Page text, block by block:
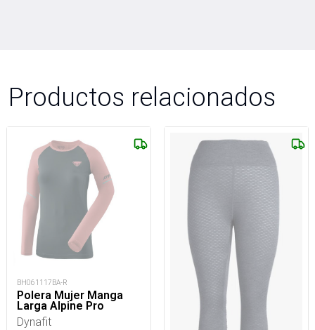
Productos relacionados
BH061117BA-R
Polera Mujer Manga
Larga Alpine Pro
Dynafit